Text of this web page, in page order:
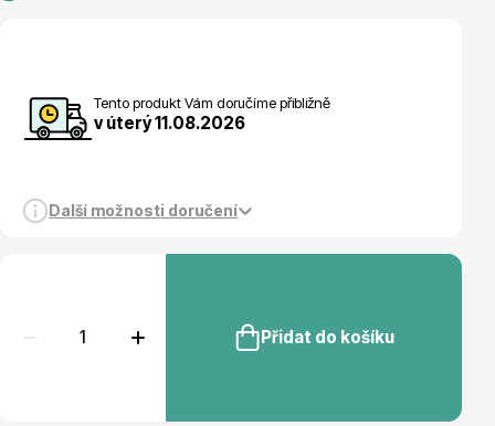
Tento produkt Vám doručíme přibližně
v úterý 11.08.2026
Další možnosti doručení
Přidat do košíku